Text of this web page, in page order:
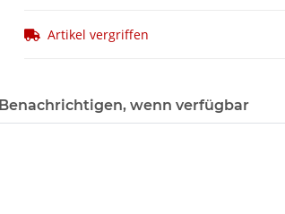
Artikel vergriffen
Benachrichtigen, wenn verfügbar